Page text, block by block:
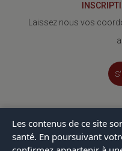
Laissez nous vos
Le GERA Mentions
Les contenus de ce site
santé. En poursuivant